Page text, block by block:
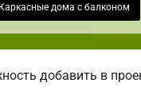
Каркасные дома с балконом
добавить в